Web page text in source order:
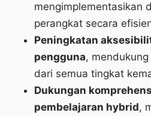
mengimplementasikan
perangkat secara
Peningkatan
pengguna,
dari semua tingkat
Dukungan
pembelajaran hybrid,